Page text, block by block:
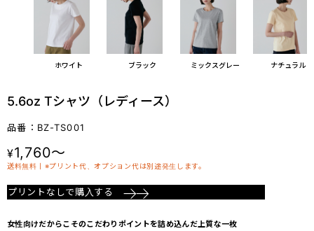
ホワイト ブラック ミックスグレー ナチュラル
5.6oz Tシャツ（レディース）
品番：BZ-TS001
¥1,760～
送料無料丨※プリント代、オプション代は別途発生します。
プリントなしで購入する
女性向けだからこそのこだわりポイントを詰め込んだ上質な一枚